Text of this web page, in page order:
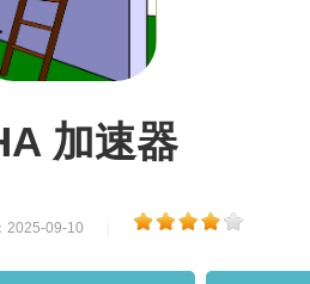
加速器
2025-09-10